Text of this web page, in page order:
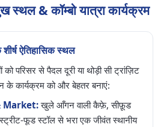
& कॉम्बो यात्रा कार्यक्रम
ऐतिहासिक स्थल
परिसर से पैदल दूरी या थोड़ी सी ट्रांज़िट
के कार्यक्रम को और बेहतर बनाएं:
Market:खुले आँगन वाली कैफ़े, सीफ़ूड
स्ट्रीट-फूड स्टॉल से भरा एक जीवंत स्थानीय